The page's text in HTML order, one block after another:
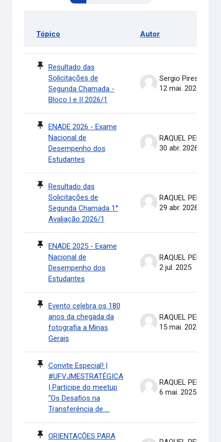
Status
Tópico Autor
Resultado das
Solicitações de
Segunda Chamada -
Bloco I e II 2026/1
12 mai. 2026
ENADE 2026 - Exame
Nacional de
Desempenho dos
Estudantes
30 abr. 2026
Resultado das
Solicitações de
Segunda Chamada 1°
Avaliação 2026/1
29 abr. 2026
ENADE 2025 - Exame
Nacional de
Desempenho dos
Estudantes
2 jul. 2025
Evento celebra os 180
anos da chegada da
fotografia a Minas
Gerais
15 mai. 2025
Convite Especial! |
#UFVJMESTRATÉGICA
| Participe do meetup
“Os Desafios na
Transferência de ...
6 mai. 2025
ORIENTAÇÕES PARA